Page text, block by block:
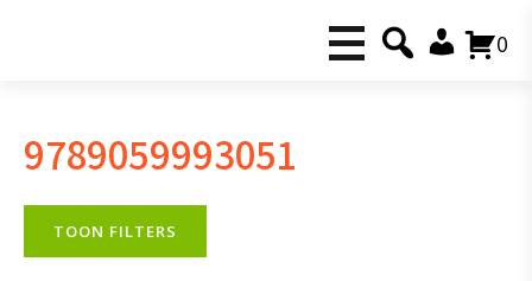
0
9789059993051
TOON FILTERS